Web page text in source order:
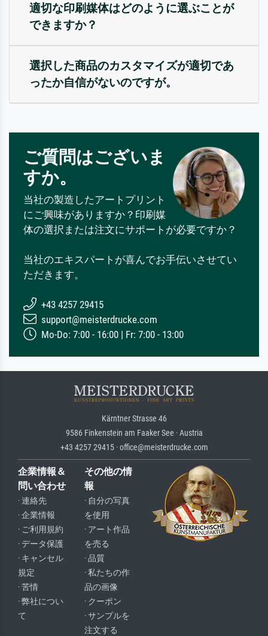
適切な印刷媒体はどのように選ぶことが
できますか？
選択した商品のカスタマイズが適切であ
ったか自信がないのですが。
ご質問はございま
すか。
当社の製造したアートプリント
にご興味がありますか？印刷媒
体の選択または注文にサポートが必要ですか？
当社のエキスパートが喜んでお手伝いさせてい
ただきます。
+43 4257 29415
support@meisterdrucke.com
Mo-Do: 7:00 - 16:00 | Fr: 7:00 - 13:00
Kärntner Strasse 46
9586 Finkenstein am Faaker See · Austria
+43 4257 29415 · office@meisterdrucke.com
企業情報＆
問い合わせ
· 連絡先
· 企業情報
· ご利用規約
· データ保護
· キャンセル
規定
· 苦情
· 弊社につい
て
その他の情
報
· 自分の写真
を使用
· アート作品
を売る
· 品質
· 私たちの作
品の画像
· クーポン
· サンプルを
注文する